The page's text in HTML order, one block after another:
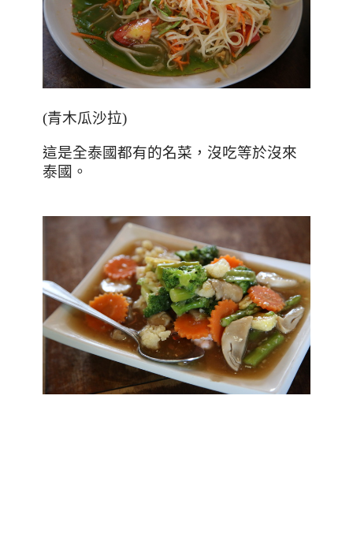
(青木瓜沙拉)
這是全泰國都有的名菜，沒吃等於沒來
泰國。